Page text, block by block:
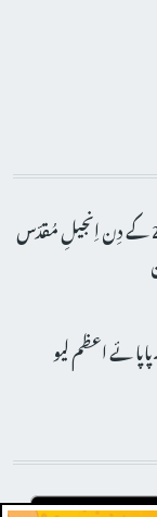
آج مورخہ 6 اگست 2026 کے دِن اِنجیلِ مُقدّس
اعظم لیو